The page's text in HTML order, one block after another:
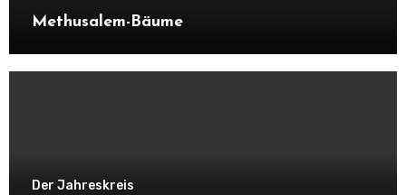
Methusalem-Bäume
Der Jahreskreis